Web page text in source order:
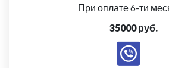
При оплате 6-ти
35000 руб.